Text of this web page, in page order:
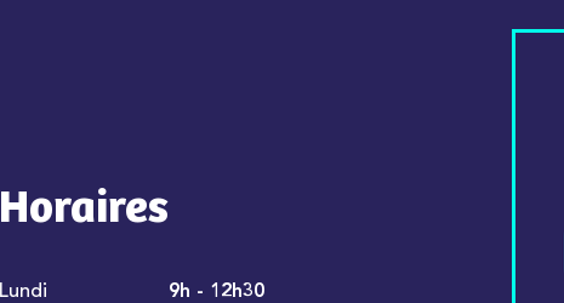
Horaires
Lundi
9h - 12h30